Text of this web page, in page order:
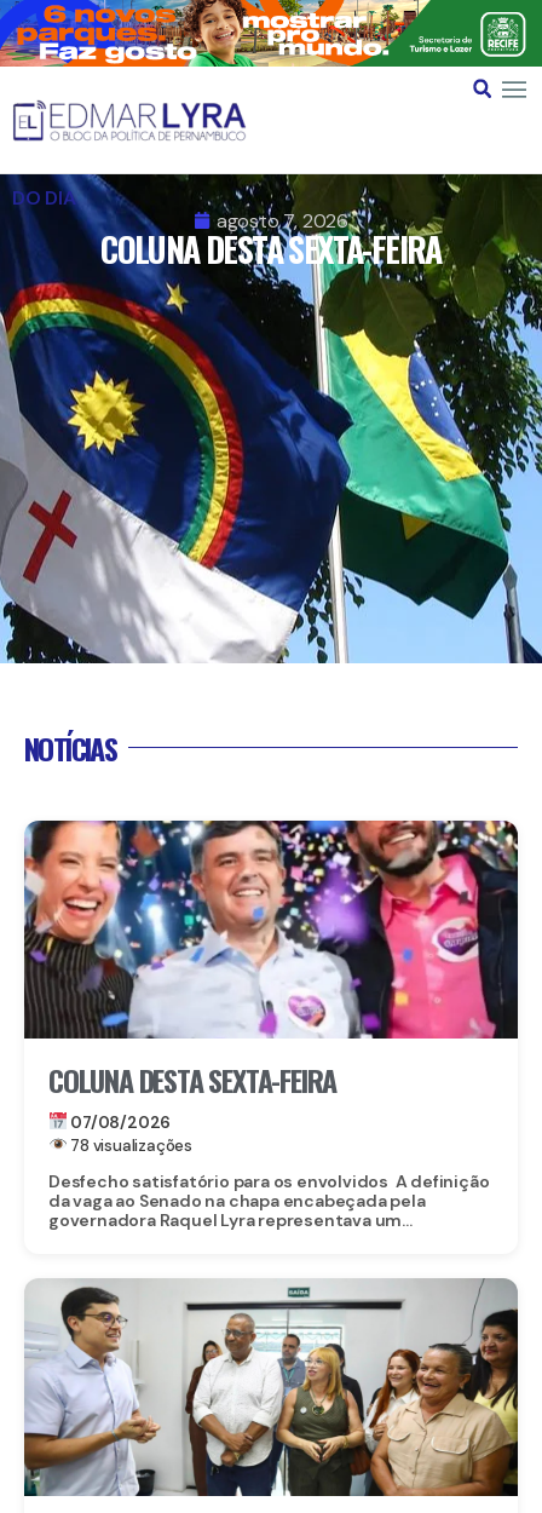
DO DIA
agosto 7, 2026
COLUNA DESTA SEXTA-FEIRA
NOTÍCIAS
COLUNA DESTA SEXTA-FEIRA
07/08/2026
78 visualizações
Desfecho satisfatório para os envolvidos A definição
da vaga ao Senado na chapa encabeçada pela
governadora Raquel Lyra representava um...